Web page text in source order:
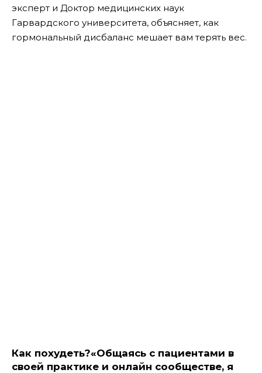
эксперт и Доктор медицинских наук
Гарвардского университета, объясняет, как
гормональный дисбаланс мешает вам терять вес.
Как похудеть?«Общаясь с пациентами в
своей практике и онлайн сообществе, я